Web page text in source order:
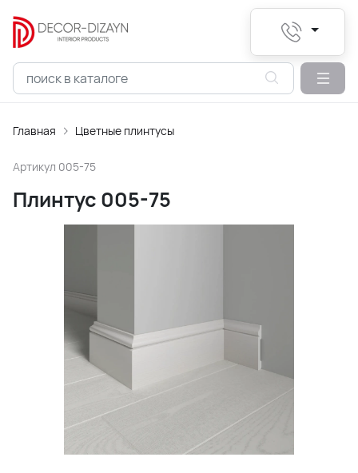
Главная Цветные плинтусы
Артикул 005-75
Плинтус 005-75